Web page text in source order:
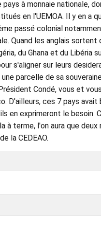
à monnaie nationale,
en l'UEMOA. Il y en a
passé colonial
Quand les anglais sortent
du Ghana et du Libéria
s'aligner sur leurs
parcelle de sa
Condé, vous et
D'ailleurs, ces 7 pays
en exprimeront le besoin.
à terme, l'on aura que deux
la CEDEAO.